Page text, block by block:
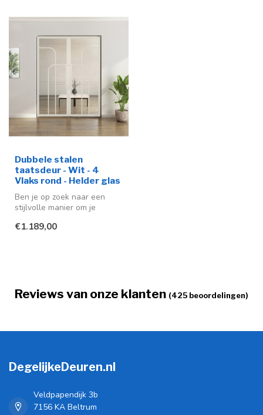
Dubbele stalen
taatsdeur - Wit - 4
Vlaks rond - Helder glas
Ben je op zoek naar een
stijlvolle manier om je
dan vo...
€1.189,00
Reviews van onze klanten (425 beoordelingen)
DegelijkeDeuren.nl
Veldpapendijk 3b
7156 KA Beltrum